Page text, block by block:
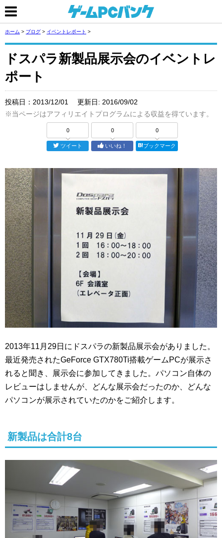
ホーム > ブログ > イベントレポート >
ドスパラ新製品展示会のイベントレ
ポート
投稿日： 2013/12/01 更新日: 2016/09/02
※当ページはアフィリエイトプログラムによる収益を得ています。
0
ツイート
0
いいね！
0
ブックマーク
2013年11月29日にドスパラの新製品展示会がありました。
最近発売されたGeForce GTX780Ti搭載ゲームPCが展示さ
れると聞き、展示会に参加してきました。パソコン自体の
レビューはしませんが、どんな展示会だったのか、どんな
パソコンが展示されていたのかをご紹介します。
新製品は合計8台